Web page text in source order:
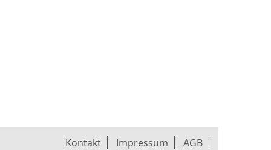
Kontakt Impressum
AGB